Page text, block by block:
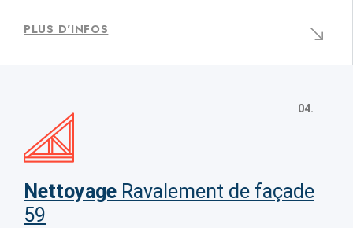
PLUS D'INFOS
04.
Nettoyage Ravalement de façade
59